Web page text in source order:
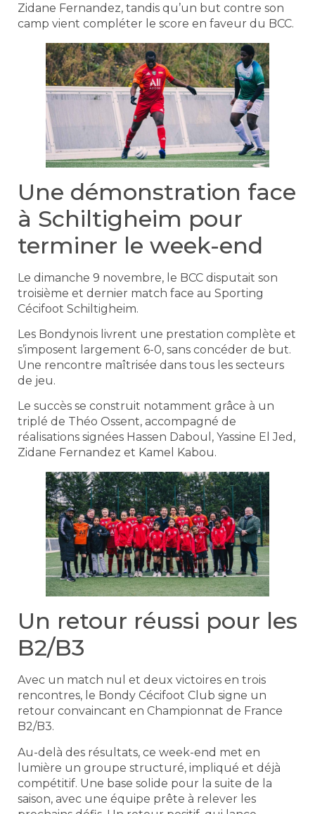
Zidane Fernandez, tandis qu’un but contre son
camp vient compléter le score en faveur du BCC.
Une démonstration face
à Schiltigheim pour
terminer le week-end
Le dimanche 9 novembre, le BCC disputait son
troisième et dernier match face au Sporting
Cécifoot Schiltigheim.
Les Bondynois livrent une prestation complète et
s’imposent largement 6-0, sans concéder de but.
Une rencontre maîtrisée dans tous les secteurs
de jeu.
Le succès se construit notamment grâce à un
triplé de Théo Ossent, accompagné de
réalisations signées Hassen Daboul, Yassine El Jed,
Zidane Fernandez et Kamel Kabou.
Un retour réussi pour les
B2/B3
Avec un match nul et deux victoires en trois
rencontres, le Bondy Cécifoot Club signe un
retour convaincant en Championnat de France
B2/B3.
Au-delà des résultats, ce week-end met en
lumière un groupe structuré, impliqué et déjà
compétitif. Une base solide pour la suite de la
saison, avec une équipe prête à relever les